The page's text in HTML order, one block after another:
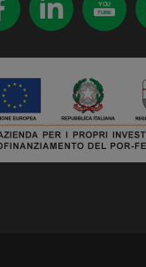
YOU
TUBE